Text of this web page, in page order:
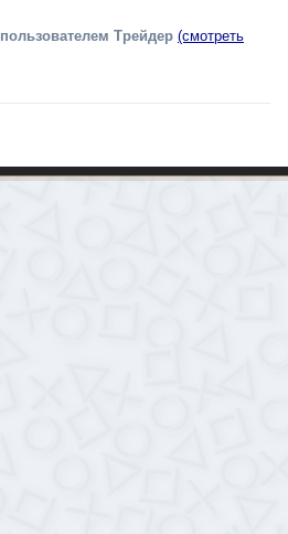
пользователем Трейдер (смотреть